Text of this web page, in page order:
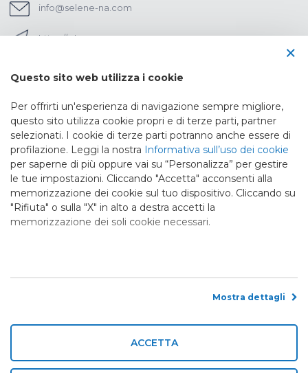
info@selene-na.com
https://selene-na.com
Scopri le opportunità
di carriera in Selene
Invia il CV
Certificazioni
UNI EN ISO 9001:2015
Certificato N.60
UNI EN ISO 14001:2015
Certificato N.252
Stabilimento di Santa Margherita
×
Questo sito web utilizza i cookie
Per offrirti un'esperienza di navigazione sempre migliore,
questo sito utilizza cookie propri e di terze parti, partner
selezionati. I cookie di terze parti potranno anche essere di
profilazione. Leggi la nostra Informativa sull’uso dei cookie
per saperne di più oppure vai su “Personalizza” per gestire
le tue impostazioni. Cliccando "Accetta" acconsenti alla
memorizzazione dei cookie sul tuo dispositivo. Cliccando su
"Rifiuta" o sulla "X" in alto a destra accetti la
memorizzazione dei soli cookie necessari.
Mostra dettagli
ACCETTA